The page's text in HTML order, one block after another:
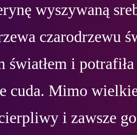
wyszywaną
czarodrzewu
światłem i
cuda. Mimo
i zawsze